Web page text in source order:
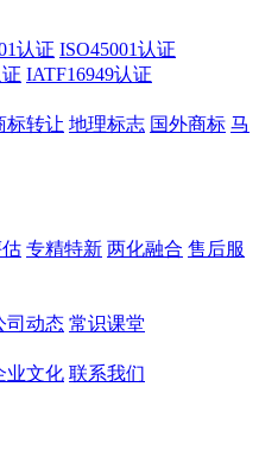
认证 ISO45001认证
IATF16949认证
标转让 地理标志 国外商标 马
专精特新 两化融合 售后服
司动态 常识课堂
业文化 联系我们